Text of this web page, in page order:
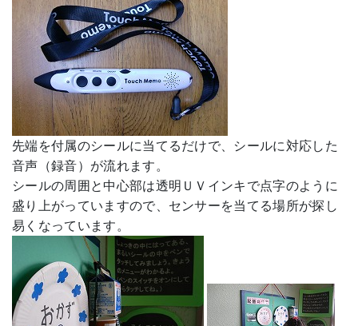
先端を付属のシールに当てるだけで、シールに対応した
音声（録音）が流れます。
シールの周囲と中心部は透明ＵＶインキで点字のように
盛り上がっていますので、センサーを当てる場所が探し
易くなっています。